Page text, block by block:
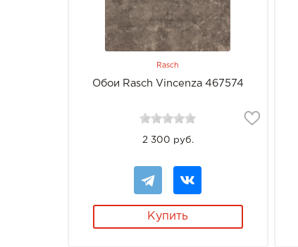
Rasch
Обои Rasch Vincenza 467574
2 300 руб.
Купить